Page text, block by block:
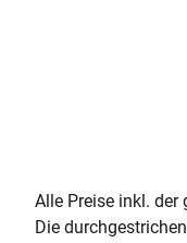
Alle Preise inkl. der
Die